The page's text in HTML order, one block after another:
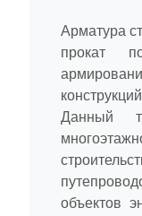
Арматура
прокат
Данный
объектов